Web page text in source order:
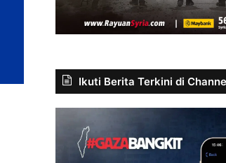
Ikuti Berita Terkini di